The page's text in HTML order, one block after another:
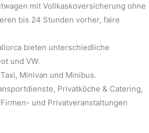
mit Vollkaskoversicherung ohne
bis 24 Stunden vorher, faire
bieten unterschiedliche
und VW.
Minivan und Minibus.
Privatköche & Catering,
und Privatveranstaltungen